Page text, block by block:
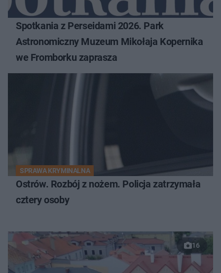
Spotkania z Perseidami 2026. Park
Astronomiczny Muzeum Mikołaja Kopernika
we Fromborku zaprasza
SPRAWA KRYMINALNA
Ostrów. Rozbój z nożem. Policja zatrzymała
cztery osoby
16